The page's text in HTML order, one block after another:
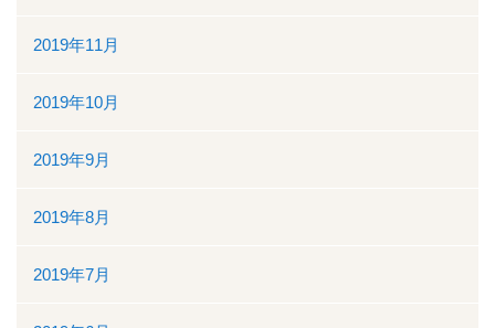
2019年11月
2019年10月
2019年9月
2019年8月
2019年7月